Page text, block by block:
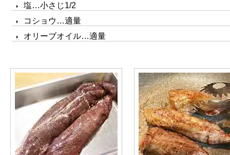
塩…小さじ1/2
コショウ…適量
オリーブオイル…適量